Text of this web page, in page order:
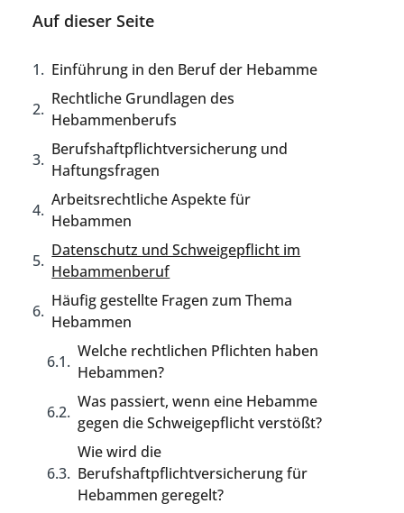
Auf dieser Seite
Einführung in den Beruf der Hebamme
Rechtliche Grundlagen des
Hebammenberufs
Berufshaftpflichtversicherung und
Haftungsfragen
Arbeitsrechtliche Aspekte für
Hebammen
Datenschutz und Schweigepflicht im
Hebammenberuf
Häufig gestellte Fragen zum Thema
Hebammen
Welche rechtlichen Pflichten haben
Hebammen?
Was passiert, wenn eine Hebamme
gegen die Schweigepflicht verstößt?
Wie wird die
Berufshaftpflichtversicherung für
Hebammen geregelt?